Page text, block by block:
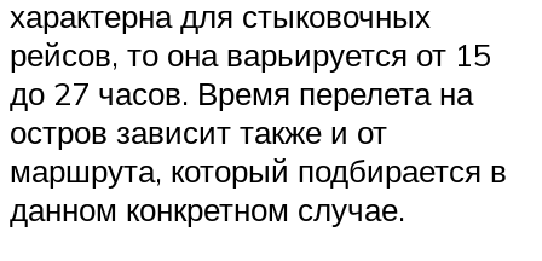
характерна для стыковочных
рейсов, то она варьируется от 15
до 27 часов. Время перелета на
остров зависит также и от
маршрута, который подбирается в
данном конкретном случае.